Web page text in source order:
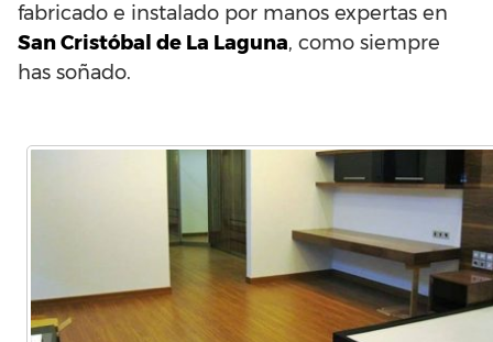
fabricado e instalado por manos expertas en
San Cristóbal de La Laguna, como siempre
has soñado.